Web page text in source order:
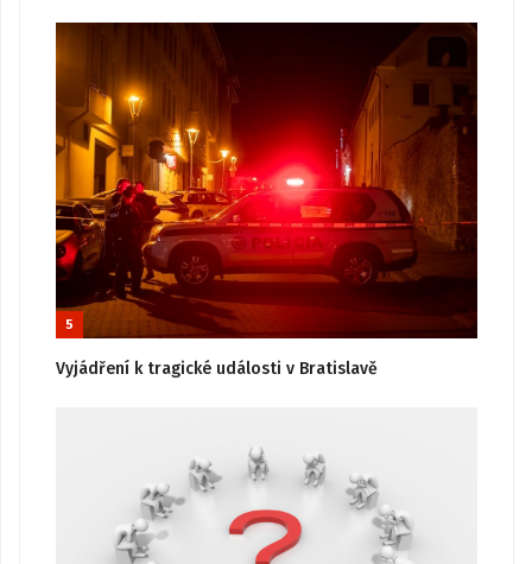
5
Vyjádření k tragické události v Bratislavě